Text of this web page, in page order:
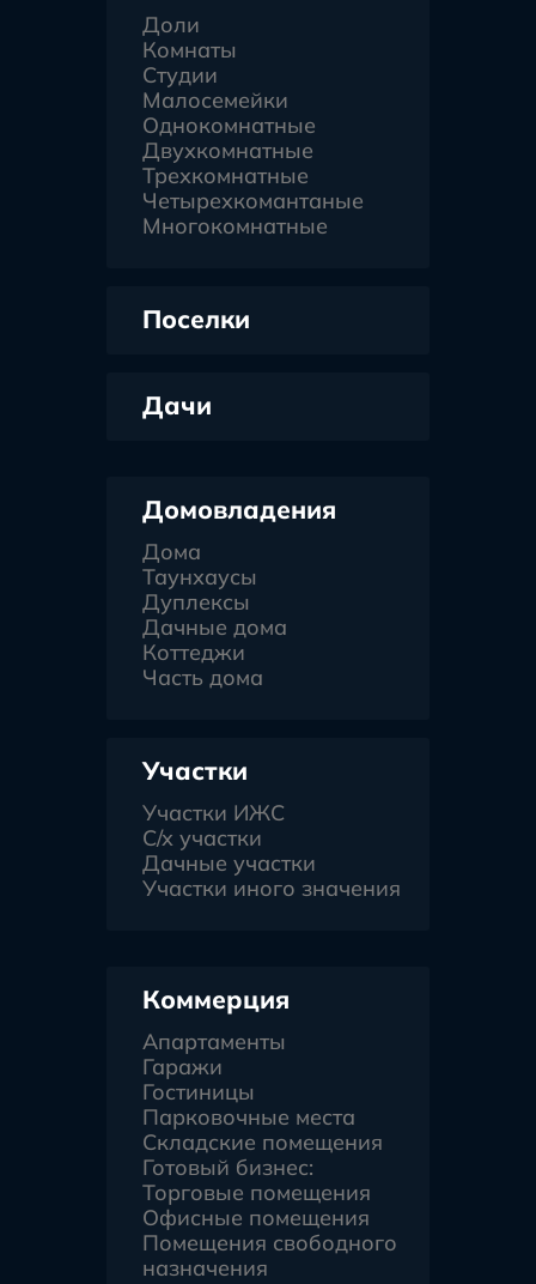
Доли
Комнаты
Студии
Малосемейки
Однокомнатные
Двухкомнатные
Трехкомнатные
Четырехкомантаные
Многокомнатные
Поселки
Дачи
Домовладения
Дома
Таунхаусы
Дуплексы
Дачные дома
Коттеджи
Часть дома
Участки
Участки ИЖС
С/х участки
Дачные участки
Участки иного значения
Коммерция
Апартаменты
Гаражи
Гостиницы
Парковочные места
Складские помещения
Готовый бизнес:
Торговые помещения
Офисные помещения
Помещения свободного
назначения